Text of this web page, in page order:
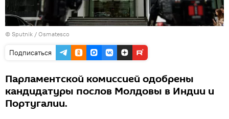
© Sputnik / Osmatesco
Подписаться
Парламентской комиссией одобрены
кандидатуры послов Молдовы в Индии и
Португалии.